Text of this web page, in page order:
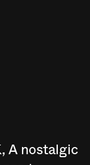
A nostalgic